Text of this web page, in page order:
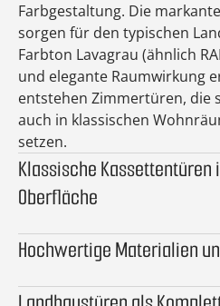
Farbgestaltung. Die
sorgen für den typischen
Farbton Lavagrau (ähnlich
und elegante Raumwirkung
entstehen Zimmertüren, die
auch in klassischen
setzen.
Klassische
Oberfläche
Hochwertige Materialien